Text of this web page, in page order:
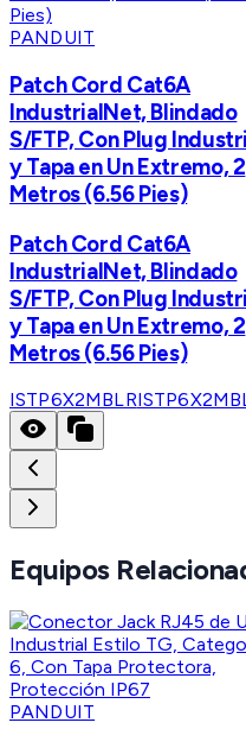
PANDUIT
Patch Cord Cat6A
IndustrialNet, Blindado
S/FTP, Con Plug
y Tapa en Un Extremo, 2
Metros (6.56 Pies)
Patch Cord Cat6A
IndustrialNet, Blindado
S/FTP, Con Plug
y Tapa en Un Extremo, 2
Metros (6.56 Pies)
ISTP6X2MBLR
Equipos
PANDUIT